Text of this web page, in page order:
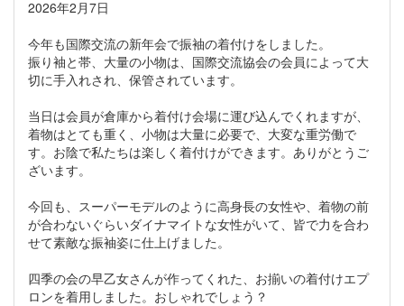
2026年2月7日
今年も国際交流の新年会で振袖の着付けをしました。
振り袖と帯、大量の小物は、国際交流協会の会員によって大
切に手入れされ、保管されています。
当日は会員が倉庫から着付け会場に運び込んでくれますが、
着物はとても重く、小物は大量に必要で、大変な重労働で
す。お陰で私たちは楽しく着付けができます。ありがとうご
ざいます。
今回も、スーパーモデルのように高身長の女性や、着物の前
が合わないぐらいダイナマイトな女性がいて、皆で力を合わ
せて素敵な振袖姿に仕上げました。
四季の会の早乙女さんが作ってくれた、お揃いの着付けエプ
ロンを着用しました。おしゃれでしょう？